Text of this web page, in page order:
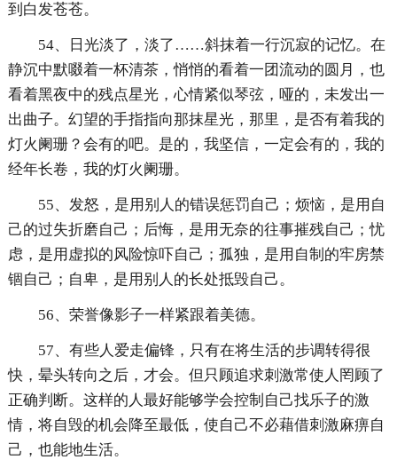
到白发苍苍。
54、日光淡了，淡了……斜抹着一行沉寂的记忆。在
静沉中默啜着一杯清茶，悄悄的看着一团流动的圆月，也
看着黑夜中的残点星光，心情紧似琴弦，哑的，未发出一
出曲子。幻望的手指指向那抹星光，那里，是否有着我的
灯火阑珊？会有的吧。是的，我坚信，一定会有的，我的
经年长卷，我的灯火阑珊。
55、发怒，是用别人的错误惩罚自己；烦恼，是用自
己的过失折磨自己；后悔，是用无奈的往事摧残自己；忧
虑，是用虚拟的风险惊吓自己；孤独，是用自制的牢房禁
锢自己；自卑，是用别人的长处抵毁自己。
56、荣誉像影子一样紧跟着美德。
57、有些人爱走偏锋，只有在将生活的步调转得很
快，晕头转向之后，才会。但只顾追求刺激常使人罔顾了
正确判断。这样的人最好能够学会控制自己找乐子的激
情，将自毁的机会降至最低，使自己不必藉借刺激麻痹自
己，也能地生活。